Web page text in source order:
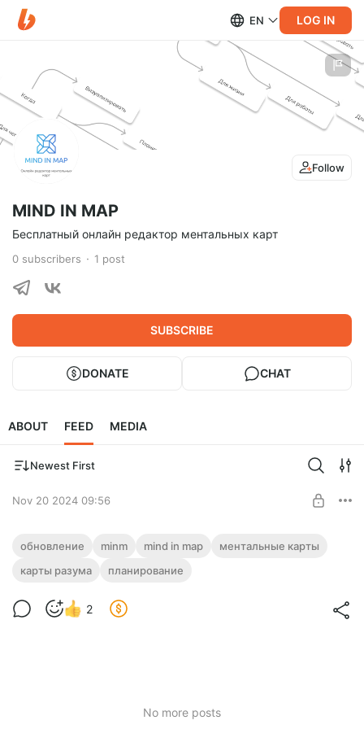
EN LOG IN
Follow
MIND IN MAP
Бесплатный онлайн редактор ментальных карт
0 subscribers 1 post
SUBSCRIBE
DONATE CHAT
ABOUT FEED MEDIA
Newest First
Nov 20 2024 09:56
Обновления редактора маинд карт MIND IN MAP 🍀 от
Level required:
обновление minm mind in map
ментальные карты
карты разума
планирование
2
No more posts